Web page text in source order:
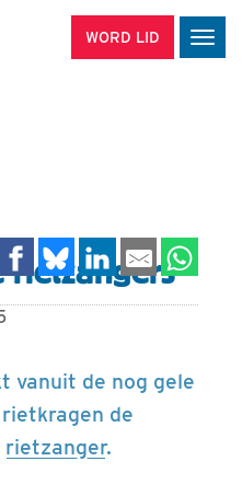
WORD LID
vanuit de nog gele
de
rietzanger.